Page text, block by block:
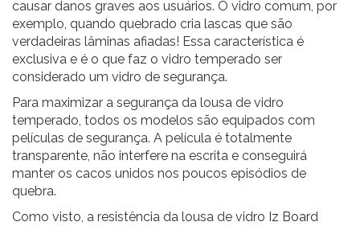
causar danos graves aos usuários. O vidro comum, por
exemplo, quando quebrado cria lascas que são
verdadeiras lâminas afiadas! Essa característica é
exclusiva e é o que faz o vidro temperado ser
considerado um vidro de segurança.
Para maximizar a segurança da lousa de vidro
temperado, todos os modelos são equipados com
películas de segurança. A película é totalmente
transparente, não interfere na escrita e conseguirá
manter os cacos unidos nos poucos episódios de
quebra.
Como visto, a resistência da lousa de vidro Iz Board